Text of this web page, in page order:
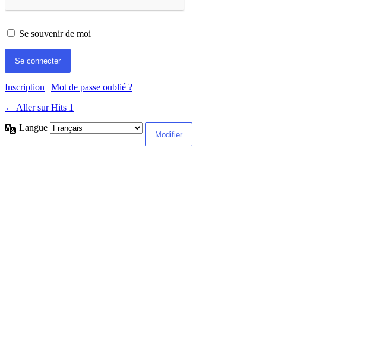
Se souvenir de moi
Inscription | Mot de passe oublié ?
← Aller sur Hits 1
Langue